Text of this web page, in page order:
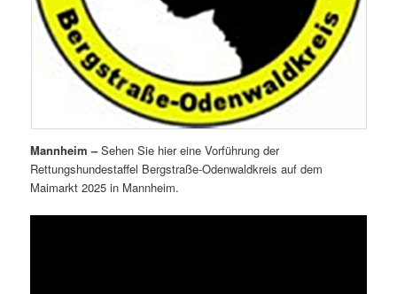
Mannheim –Sehen Sie hier eine Vorführung der
Rettungshundestaffel Bergstraße-Odenwaldkreis auf dem
Maimarkt 2025 in Mannheim.